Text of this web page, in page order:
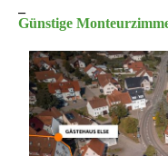
Günstige